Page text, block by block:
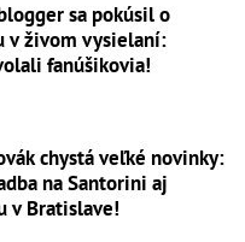
sa pokúsil o
v živom vysielaní:
fanúšikovia!
chystá veľké novinky:
na Santorini aj
v Bratislave!